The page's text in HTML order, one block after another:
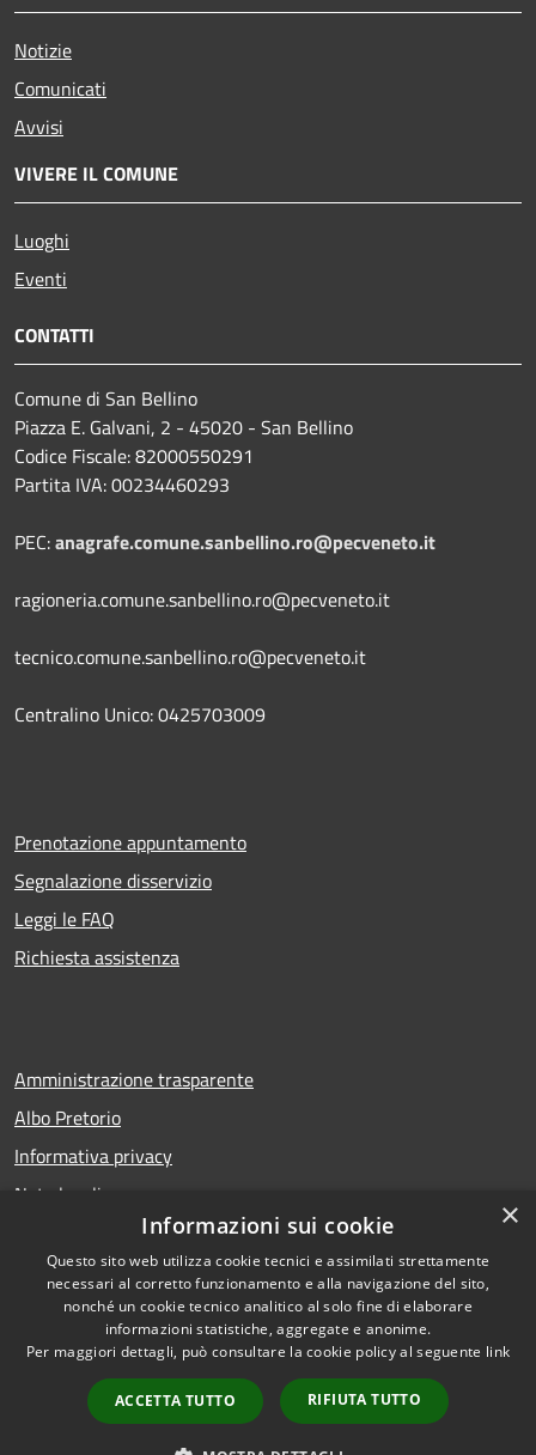
Notizie
Comunicati
Avvisi
VIVERE IL COMUNE
Luoghi
Eventi
CONTATTI
Comune di San Bellino
Piazza E. Galvani, 2 - 45020 - San Bellino
Codice Fiscale: 82000550291
Partita IVA: 00234460293
PEC:anagrafe.comune.sanbellino.ro@pecveneto.it
ragioneria.comune.sanbellino.ro@pecveneto.it
tecnico.comune.sanbellino.ro@pecveneto.it
Centralino Unico: 0425703009
Prenotazione appuntamento
Segnalazione disservizio
Leggi le FAQ
Richiesta assistenza
Amministrazione trasparente
Albo Pretorio
Informativa privacy
Note legali
Dichiarazione di accessibilità
RSS
Accessibilità
Copyright © 2026 • Comune di
Municipium•
Accesso
redazione
×
Informazioni sui cookie
Questo sito web utilizza cookie tecnici e assimilati strettamente
necessari al corretto funzionamento e alla navigazione del sito,
nonché un cookie tecnico analitico al solo fine di elaborare
informazioni statistiche, aggregate e anonime.
Per maggiori dettagli, può consultare la cookie policy al seguente link
ACCETTA TUTTO RIFIUTA TUTTO